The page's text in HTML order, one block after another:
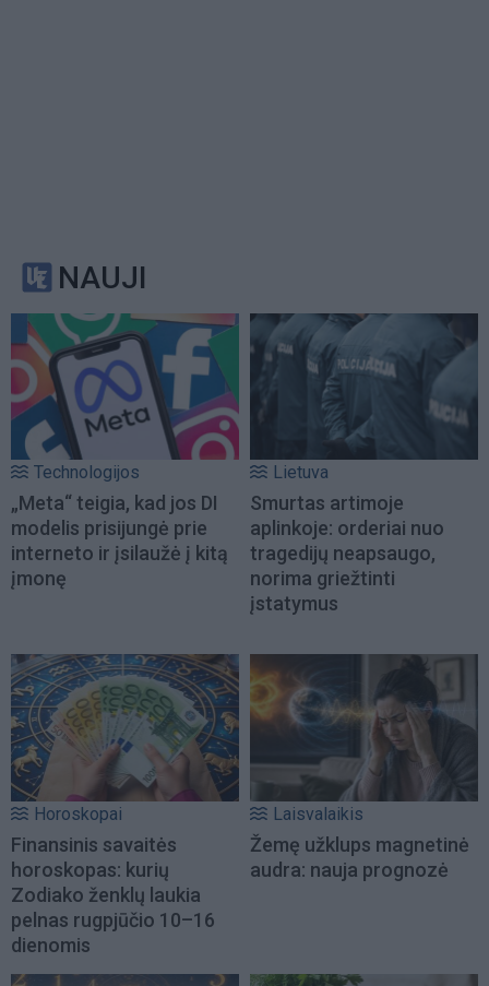
NAUJI
Technologijos
„Meta“ teigia, kad jos DI
modelis prisijungė prie
interneto ir įsilaužė į kitą
įmonę
Lietuva
Smurtas artimoje
aplinkoje: orderiai nuo
tragedijų neapsaugo,
norima griežtinti
įstatymus
Horoskopai
Finansinis savaitės
horoskopas: kurių
Zodiako ženklų laukia
pelnas rugpjūčio 10–16
dienomis
Laisvalaikis
Žemę užklups magnetinė
audra: nauja prognozė